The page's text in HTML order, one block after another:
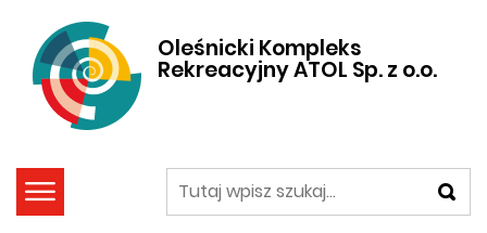
Oleśnicki Kompleks
Rekreacyjny ATOL Sp. z o.o.
szukaj